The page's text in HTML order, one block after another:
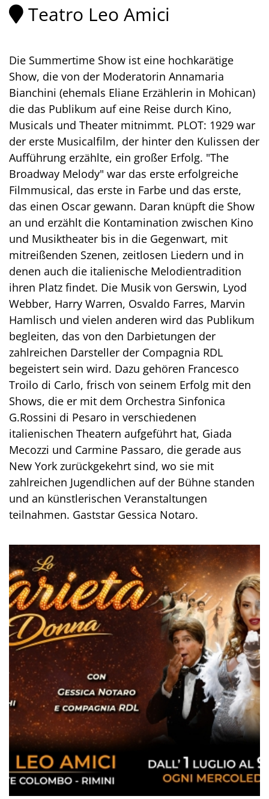
Teatro Leo Amici
Die Summertime Show ist eine hochkarätige
Show, die von der Moderatorin Annamaria
Bianchini (ehemals Eliane Erzählerin in Mohican)
die das Publikum auf eine Reise durch Kino,
Musicals und Theater mitnimmt. PLOT: 1929 war
der erste Musicalfilm, der hinter den Kulissen der
Aufführung erzählte, ein großer Erfolg. "The
Broadway Melody" war das erste erfolgreiche
Filmmusical, das erste in Farbe und das erste,
das einen Oscar gewann. Daran knüpft die Show
an und erzählt die Kontamination zwischen Kino
und Musiktheater bis in die Gegenwart, mit
mitreißenden Szenen, zeitlosen Liedern und in
denen auch die italienische Melodientradition
ihren Platz findet. Die Musik von Gerswin, Lyod
Webber, Harry Warren, Osvaldo Farres, Marvin
Hamlisch und vielen anderen wird das Publikum
begleiten, das von den Darbietungen der
zahlreichen Darsteller der Compagnia RDL
begeistert sein wird. Dazu gehören Francesco
Troilo di Carlo, frisch von seinem Erfolg mit den
Shows, die er mit dem Orchestra Sinfonica
G.Rossini di Pesaro in verschiedenen
italienischen Theatern aufgeführt hat, Giada
Mecozzi und Carmine Passaro, die gerade aus
New York zurückgekehrt sind, wo sie mit
zahlreichen Jugendlichen auf der Bühne standen
und an künstlerischen Veranstaltungen
teilnahmen. Gaststar Gessica Notaro.